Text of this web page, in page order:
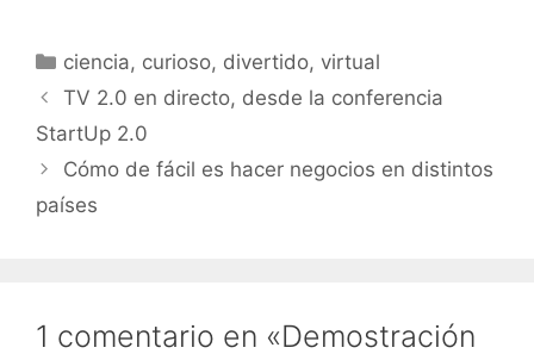
Categorías
ciencia, curioso, divertido, virtual
TV 2.0 en directo, desde la conferencia
StartUp 2.0
Cómo de fácil es hacer negocios en distintos
países
1 comentario en «Demostración